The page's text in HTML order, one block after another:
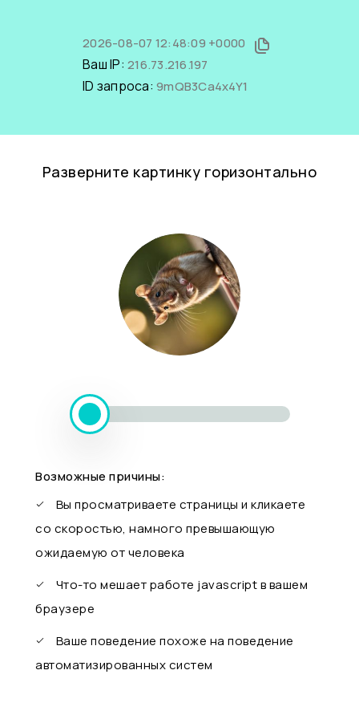
2026-08-07 12:48:09 +0000
Ваш IP: 216.73.216.197
ID запроса: 9mQB3Ca4x4Y1
Разверните картинку горизонтально
Возможные причины:
Вы просматриваете страницы и кликаете
со скоростью, намного превышающую
ожидаемую от человека
Что-то мешает работе javascript в вашем
браузере
Ваше поведение похоже на поведение
автоматизированных систем